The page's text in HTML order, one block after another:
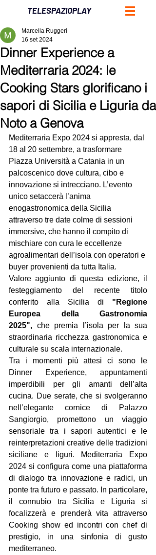
TELESPAZIOPLAY
Dinner Experience a
Mediterraria 2024: le
Cooking Stars glorificano i
sapori di Sicilia e Liguria da
Noto a Genova
Marcella Ruggeri
16 set 2024
Mediterraria Expo 2024 si appresta, dal
18 al 20 settembre, a trasformare
Piazza Università a Catania in un
palcoscenico dove cultura, cibo e
innovazione si intrecciano. L’evento
unico setaccerà l’anima
enogastronomica della Sicilia
attraverso tre date colme di sessioni
immersive, che hanno il compito di
mischiare con cura le eccellenze
agroalimentari dell’isola con operatori e
buyer provenienti da tutta Italia.
Valore aggiunto di questa edizione, il
festeggiamento del recente titolo
conferito alla Sicilia di "Regione
Europea della Gastronomia
2025", che premia l’isola per la sua
straordinaria ricchezza gastronomica e
culturale su scala internazionale.
Tra i momenti più attesi ci sono le
Dinner Experience, appuntamenti
imperdibili per gli amanti dell’alta
cucina. Due serate, che si svolgeranno
nell’elegante cornice di Palazzo
Sangiorgio, promettono un viaggio
sensoriale tra i sapori autentici e le
reinterpretazioni creative delle tradizioni
siciliane e liguri. Mediterraria Expo
2024 si configura come una piattaforma
di dialogo tra innovazione e radici, un
ponte tra futuro e passato. In particolare,
il connubio tra Sicilia e Liguria si
focalizzerà e prenderà vita attraverso
Cooking show ed incontri con chef di
prestigio, in una sinfonia di gusto
mediterraneo.